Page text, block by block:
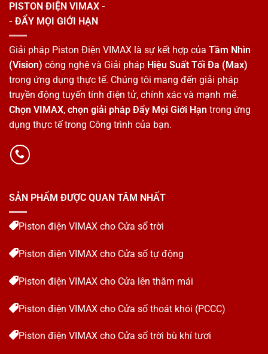
PISTON ĐIỆN VIMAX -
- ĐẨY MỌI GIỚI HẠN
Giải pháp Piston Điện VIMAX là sự kết hợp của Tầm Nhìn
(Vision) công nghệ và Giải pháp Hiệu Suất Tối Đa (Max)
trong ứng dụng thực tế. Chúng tôi mang đến giải pháp
truyền động tuyến tính điện tử, chính xác và mạnh mẽ.
Chọn VIMAX, chọn giải pháp Đẩy Mọi Giới Hạn trong ứng
dụng thực tế trong Công trình của bạn.
SẢN PHẨM ĐƯỢC QUAN TÂM NHẤT
Piston điện VIMAX cho Cửa sổ trời
Piston điện VIMAX cho Cửa sổ tự động
Piston điện VIMAX cho Cửa lên thăm mái
Piston điện VIMAX cho Cửa sổ thoát khói (PCCC)
Piston điện VIMAX cho Cửa sổ trời bù khí tươi